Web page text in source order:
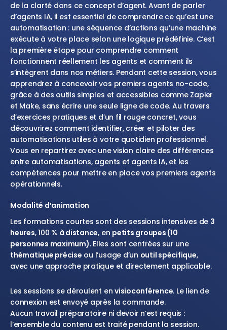
de la clarté dans ce concept d’agent. Avant de parler
d’agents IA, il est essentiel de comprendre ce qu’est une
automatisation : une séquence d’actions qu’une machine
exécute à votre place selon une logique prédéfinie. C’est
la première étape pour comprendre comment
fonctionnent réellement les agents et comment ils
s’intègrent dans nos métiers. Pendant cette session, vous
apprendrez à concevoir vos premiers agents no-code,
grâce à des outils simples et accessibles comme Zapier
et Make, sans écrire une seule ligne de code. Au travers
d’exercices pratiques et d’un fil rouge concret, vous
découvrirez comment identifier, créer et piloter des
automatisations utiles à votre quotidien professionnel.
Vous en repartirez avec une vision claire des différences
entre automatisations, agents et agents IA, et les
compétences pour mettre en place vos premiers agents
opérationnels.
Modalité d’animation
Les formations courtes sont des sessions intensives de 3
heures, 100 % à distance, en petits groupes (10
personnes maximum). Elles sont centrées sur une
thématique précise ou l’usage d’un outil spécifique,
avec une approche pratique et directement applicable.
Les sessions se déroulent envisioconférence. Le lien de
connexion est envoyé après la commande.
Aucun travail préparatoire ni devoir n’est requis :
l’ensemble du contenu est traité pendant la session.